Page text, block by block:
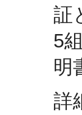
証
5
明
詳